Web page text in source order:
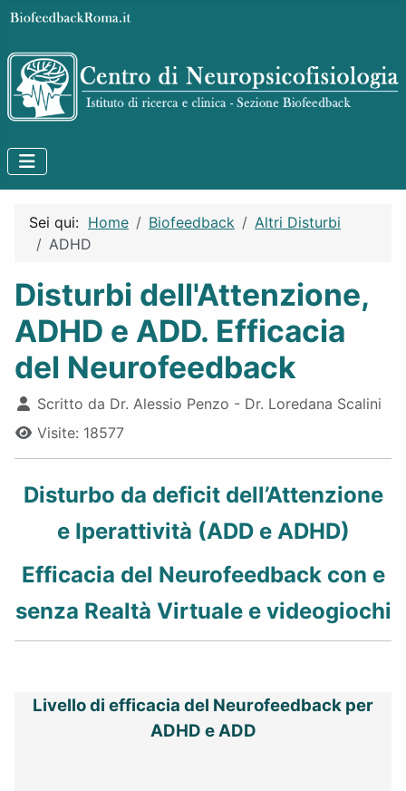
Sei qui: Home Biofeedback
Altri Disturbi
ADHD
Disturbi dell'Attenzione,
ADHD e ADD. Efficacia
del Neurofeedback
Dettagli
Scritto da Dr. Alessio Penzo - Dr. Loredana Scalini
Visite: 18577
Disturbo da deficit dell’Attenzione
e Iperattività (ADD e ADHD)
Efficacia del Neurofeedback con e
senza Realtà Virtuale e videogiochi
Livello di efficacia del Neurofeedback per
ADHD e ADD